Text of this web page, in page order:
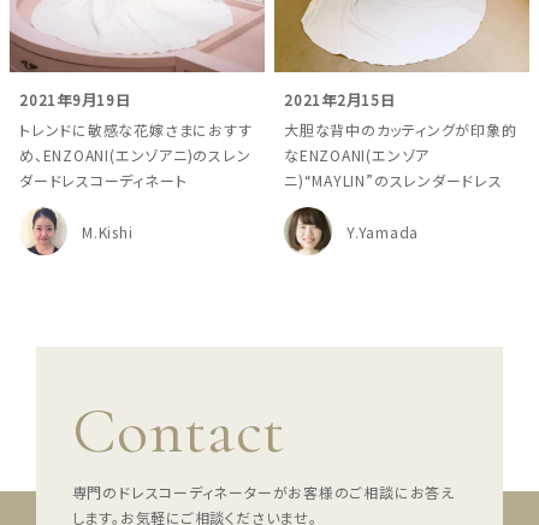
ウェディングマガジン
結婚式場を探す
ドレスブランド
神社結婚式 お問い合わせ
2021年9月19日
トレンドに敏感な花嫁さまにおすす
め、ENZOANI(エンゾアニ)のスレン
ダードレスコーディネート
M.Kishi
2021年2月15日
大胆な背中のカッティングが印象的
なENZOANI(エンゾア
ニ)“MAYLIN”のスレンダードレス
Y.Yamada
Contact
専門のドレスコーディネーターがお客様のご相談にお答え
します。 お気軽にご相談くださいませ。